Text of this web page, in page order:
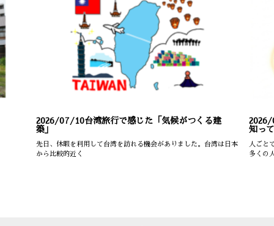
2026/07/10台湾旅行で感じた「気候がつくる建
築」
先日、休暇を利用して台湾を訪れる機会がありました。台湾は日本
から比較的近く
知っ
人ごと
多くの